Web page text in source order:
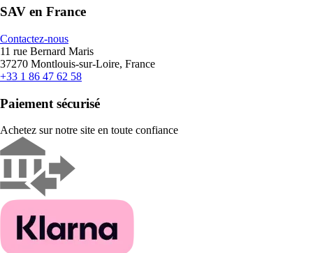
SAV en France
Contactez-nous
11 rue Bernard Maris
37270 Montlouis-sur-Loire, France
+33 1 86 47 62 58
Paiement sécurisé
Achetez sur notre site en toute confiance